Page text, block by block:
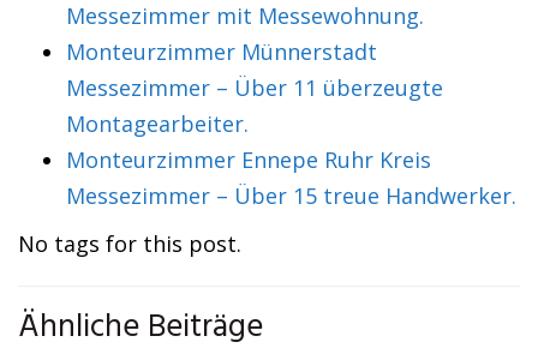
Messezimmer mit Messewohnung.
Monteurzimmer Münnerstadt
Messezimmer – Über 11 überzeugte
Montagearbeiter.
Monteurzimmer Ennepe Ruhr Kreis
Messezimmer – Über 15 treue Handwerker.
No tags for this post.
Ähnliche Beiträge